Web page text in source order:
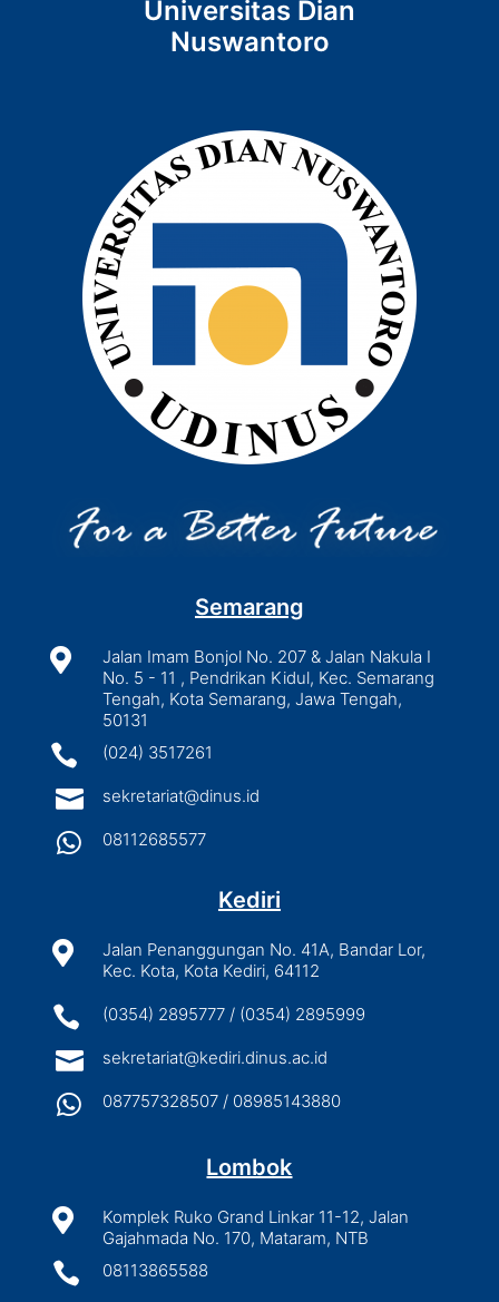
Universitas Dian
Nuswantoro
Semarang

Jalan Imam Bonjol No. 207 & Jalan Nakula I
No. 5 - 11 , Pendrikan Kidul, Kec. Semarang
Tengah, Kota Semarang, Jawa Tengah,
50131
 (024) 3517261
 sekretariat@dinus.id
 08112685577
Kediri

Jalan Penanggungan No. 41A, Bandar Lor,
Kec. Kota, Kota Kediri, 64112
 (0354) 2895777 / (0354) 2895999
 sekretariat@kediri.dinus.ac.id
 087757328507 / 08985143880
Lombok

Komplek Ruko Grand Linkar 11-12, Jalan
Gajahmada No. 170, Mataram, NTB
 08113865588